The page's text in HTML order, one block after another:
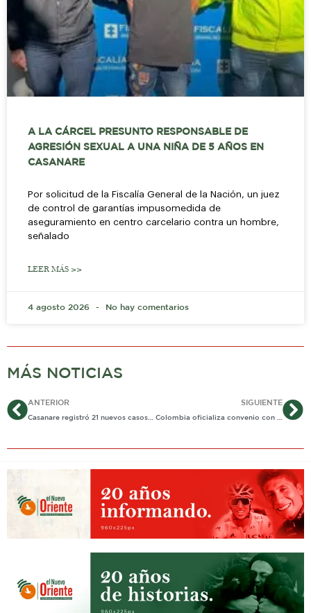
A LA CÁRCEL PRESUNTO RESPONSABLE DE
AGRESIÓN SEXUAL A UNA NIÑA DE 5 AÑOS EN
CASANARE
Por solicitud de la Fiscalía General de la Nación, un juez
de control de garantías impusomedida de
aseguramiento en centro carcelario contra un hombre,
señalado
LEER MÁS >>
4 agosto 2026 No hay comentarios
MÁS NOTICIAS
AntANTERIOR
Casanare registró 21 nuevos casos de Covid-19
SIGUIENTE
Colombia oficializa convenio con Covax que garantiza adquisición de 10 millones de vacunas contra covid-19